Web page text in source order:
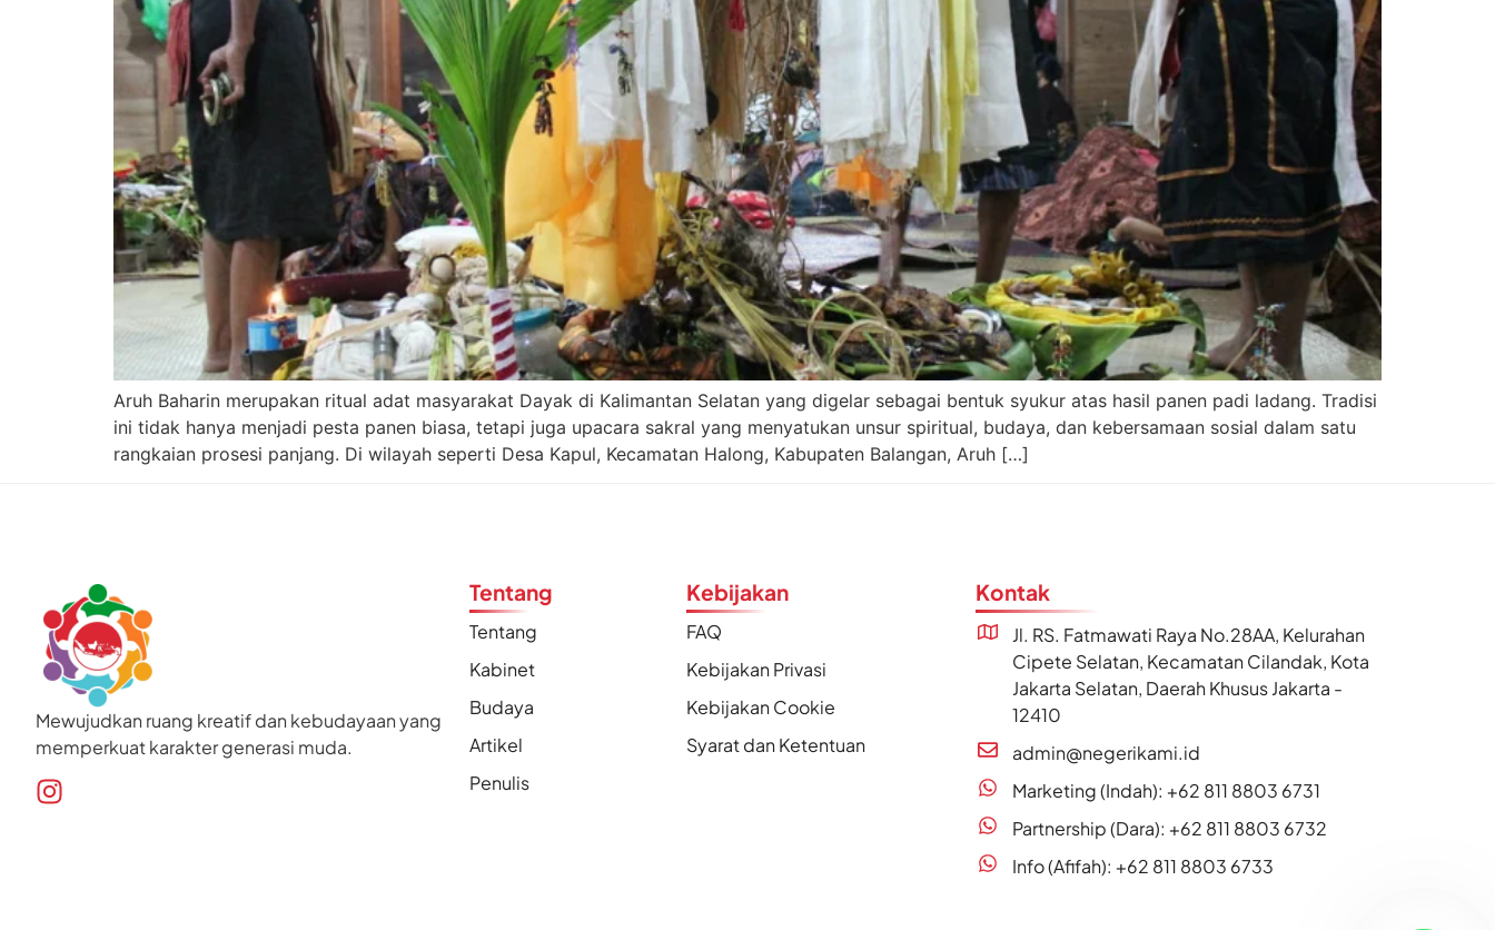
Aruh Baharin merupakan ritual adat masyarakat Dayak di Kalimantan Selatan yang digelar sebagai bentuk syukur atas hasil panen padi ladang. Tradisi
ini tidak hanya menjadi pesta panen biasa, tetapi juga upacara sakral yang menyatukan unsur spiritual, budaya, dan kebersamaan sosial dalam satu
rangkaian prosesi panjang. Di wilayah seperti Desa Kapul, Kecamatan Halong, Kabupaten Balangan, Aruh […]
Mewujudkan ruang kreatif dan kebudayaan yang
memperkuat karakter generasi muda.
Tentang
Tentang
Kabinet
Budaya
Artikel
Penulis
Kebijakan
FAQ
Kebijakan Privasi
Kebijakan Cookie
Syarat dan Ketentuan
Kontak
Jl. RS. Fatmawati Raya No.28AA, Kelurahan
Cipete Selatan, Kecamatan Cilandak, Kota
Jakarta Selatan, Daerah Khusus Jakarta -
12410
admin@negerikami.id
Marketing (Indah): +62 811 8803 6731
Partnership (Dara): +62 811 8803 6732
Info (Afifah): +62 811 8803 6733